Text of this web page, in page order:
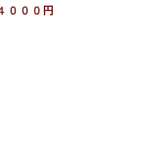
００円